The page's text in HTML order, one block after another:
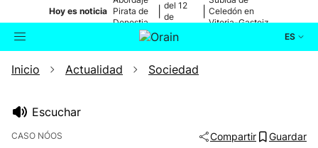
Hoy es noticia Pirata de
Donostia
del 12
de
Celedón en
Vitoria-Gasteiz
ES
Buscador Actualidad
Inicio Actualidad Sociedad
Escuchar
CASO NÓOS Compartir Guardar